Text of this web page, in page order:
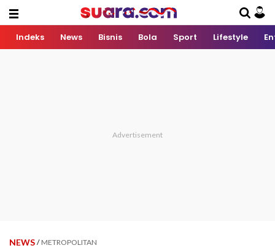
Indeks News Bisnis Bola Sport Lifestyle
NEWS / METROPOLITAN